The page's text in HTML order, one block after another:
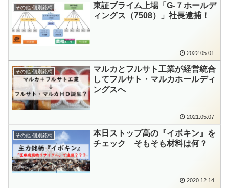
その他-個別銘柄
東証プライム上場「G-７ホールデ
ィングス（7508）」社長逮捕！
2022.05.01
その他-個別銘柄
マルカとフルサト工業が経営統合
してフルサト・マルカホールディ
ングスへ
2021.05.07
その他-個別銘柄
本日ストップ高の『イボキン』を
チェック そもそも材料は何？
2020.12.14